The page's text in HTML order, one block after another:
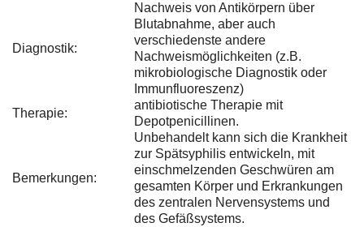
Diagnostik:
Nachweis von Antikörpern über
Blutabnahme, aber auch
verschiedenste andere
Nachweismöglichkeiten (z.B.
mikrobiologische Diagnostik oder
Immunfluoreszenz)
Therapie:
antibiotische Therapie mit
Depotpenicillinen.
Bemerkungen:
Unbehandelt kann sich die Krankheit
zur Spätsyphilis entwickeln, mit
einschmelzenden Geschwüren am
gesamten Körper und Erkrankungen
des zentralen Nervensystems und
des Gefäßsystems.